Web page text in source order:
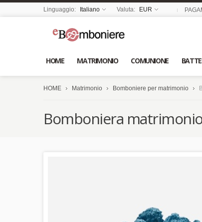
Linguaggio: Italiano Valuta: EUR
HOME MATRIMONIO COMUNIONE
HOME Matrimonio Bomboniere per matrimonio
Bomboniera